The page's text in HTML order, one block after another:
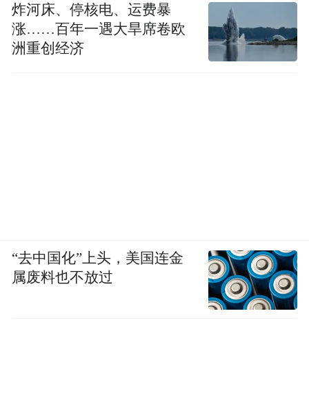
炸河床、停核电、运费暴
涨……百年一遇大旱席卷欧
洲重创经济
“去中国化”上头，美国连金
属废料也不放过